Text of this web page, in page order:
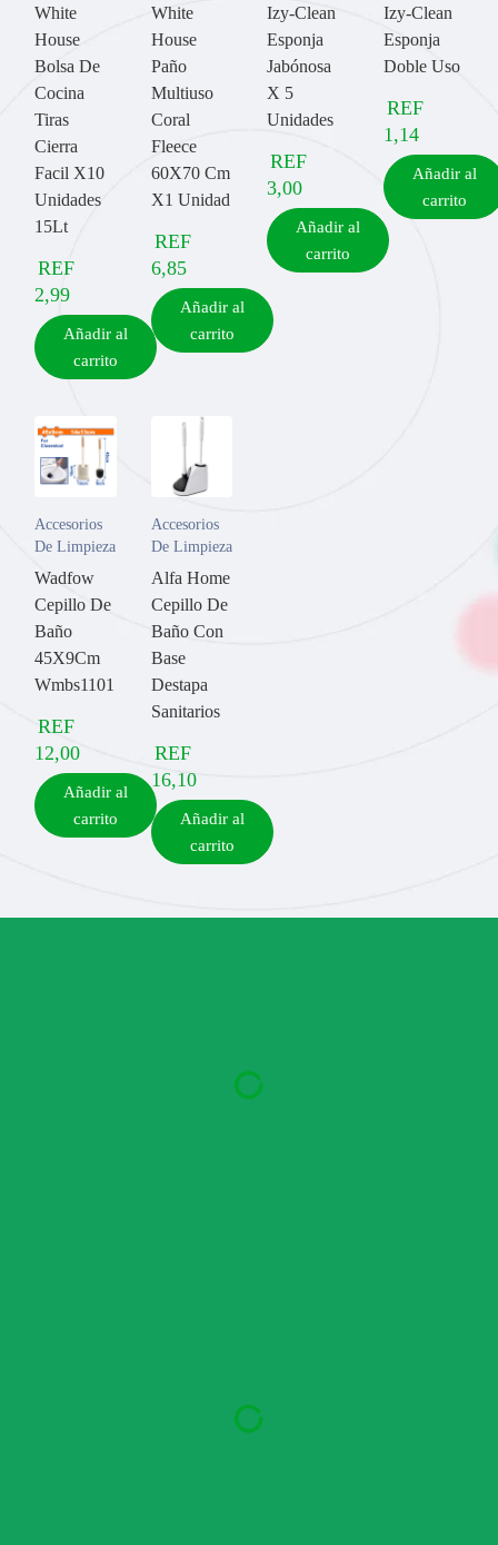
White
House
Bolsa De
Cocina
Tiras
Cierra
Facil X10
Unidades
15Lt
REF
2,99
Añadir al
carrito
White
House
Paño
Multiuso
Coral
Fleece
60X70 Cm
X1 Unidad
REF
6,85
Añadir al
carrito
Izy-Clean
Esponja
Jabónosa
X 5
Unidades
REF
3,00
Añadir al
carrito
Izy-Clean
Esponja
Doble Uso
REF
1,14
Añadir al
carrito
Accesorios
De Limpieza
Wadfow
Cepillo De
Baño
45X9Cm
Wmbs1101
REF
12,00
Añadir al
carrito
Accesorios
De Limpieza
Alfa Home
Cepillo De
Baño Con
Base
Destapa
Sanitarios
REF
16,10
Añadir al
carrito